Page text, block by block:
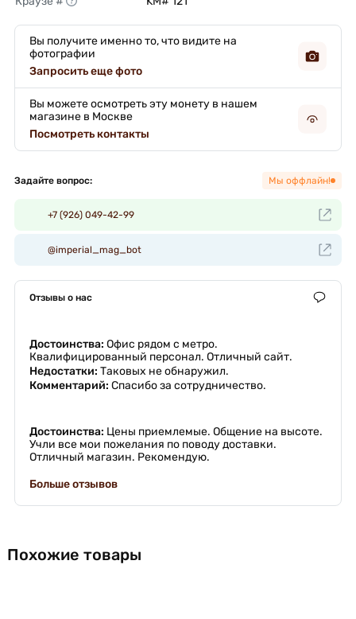
Вы получите именно то, что видите на
фотографии
Запросить еще фото
Вы можете осмотреть эту монету в нашем
магазине в Москве
Посмотреть контакты
Задайте вопрос: Мы оффлайн!
+7 (926) 049-42-99
@imperial_mag_bot
Отзывы о нас
Достоинства: Офис рядом с метро.
Квалифицированный персонал. Отличный сайт.
Недостатки: Таковых не обнаружил.
Комментарий: Спасибо за сотрудничество.
Достоинства: Цены приемлемые. Общение на высоте.
Учли все мои пожелания по поводу доставки.
Отличный магазин. Рекомендую.
Больше отзывов
Похожие товары